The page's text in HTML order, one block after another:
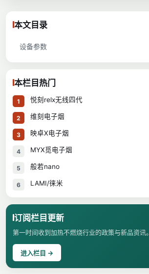
本文目录
设备参数
本栏目热门
1 悦刻relx无线四代
2 维刻电子烟
3 映卓X电子烟
4 MYX觅电子烟
5 般若nano
6 LAMI/徕米
订阅栏目更新
第一时间收到加热不燃烧行业的政策与新品资讯。
进入栏目 →